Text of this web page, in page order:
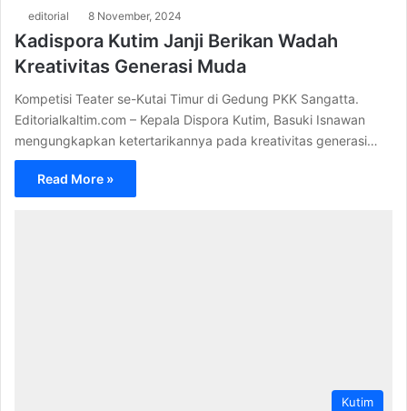
editorial 8 November, 2024
Kadispora Kutim Janji Berikan Wadah
Kreativitas Generasi Muda
Kompetisi Teater se-Kutai Timur di Gedung PKK Sangatta.
Editorialkaltim.com – Kepala Dispora Kutim, Basuki Isnawan
mengungkapkan ketertarikannya pada kreativitas generasi…
Read More »
Kutim